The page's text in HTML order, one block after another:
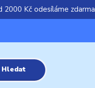
2000 Kč odesíláme zdarma
Hledat